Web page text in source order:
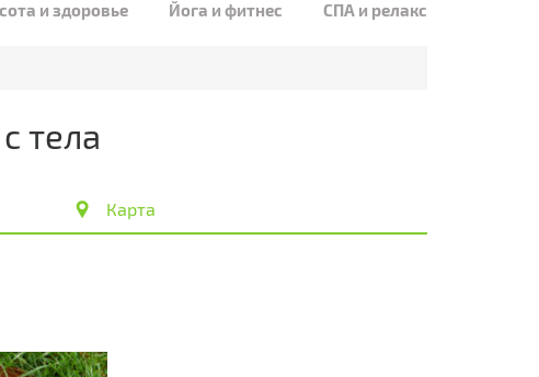
и здоровье Йога и фитнес СПА и релакс
тела
Карта